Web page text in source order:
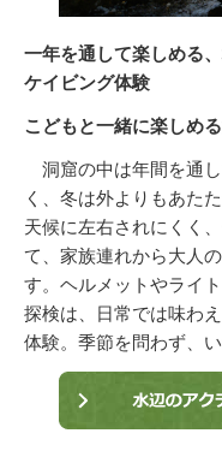
一年を通して楽しめる
ケイビング体験
こどもと一緒に楽しめ
洞窟の中は年間を通
く、冬は外よりもあた
天候に左右されにくく
て、家族連れから大人
す。ヘルメットやライ
探検は、日常では味わ
体験。季節を問わず、